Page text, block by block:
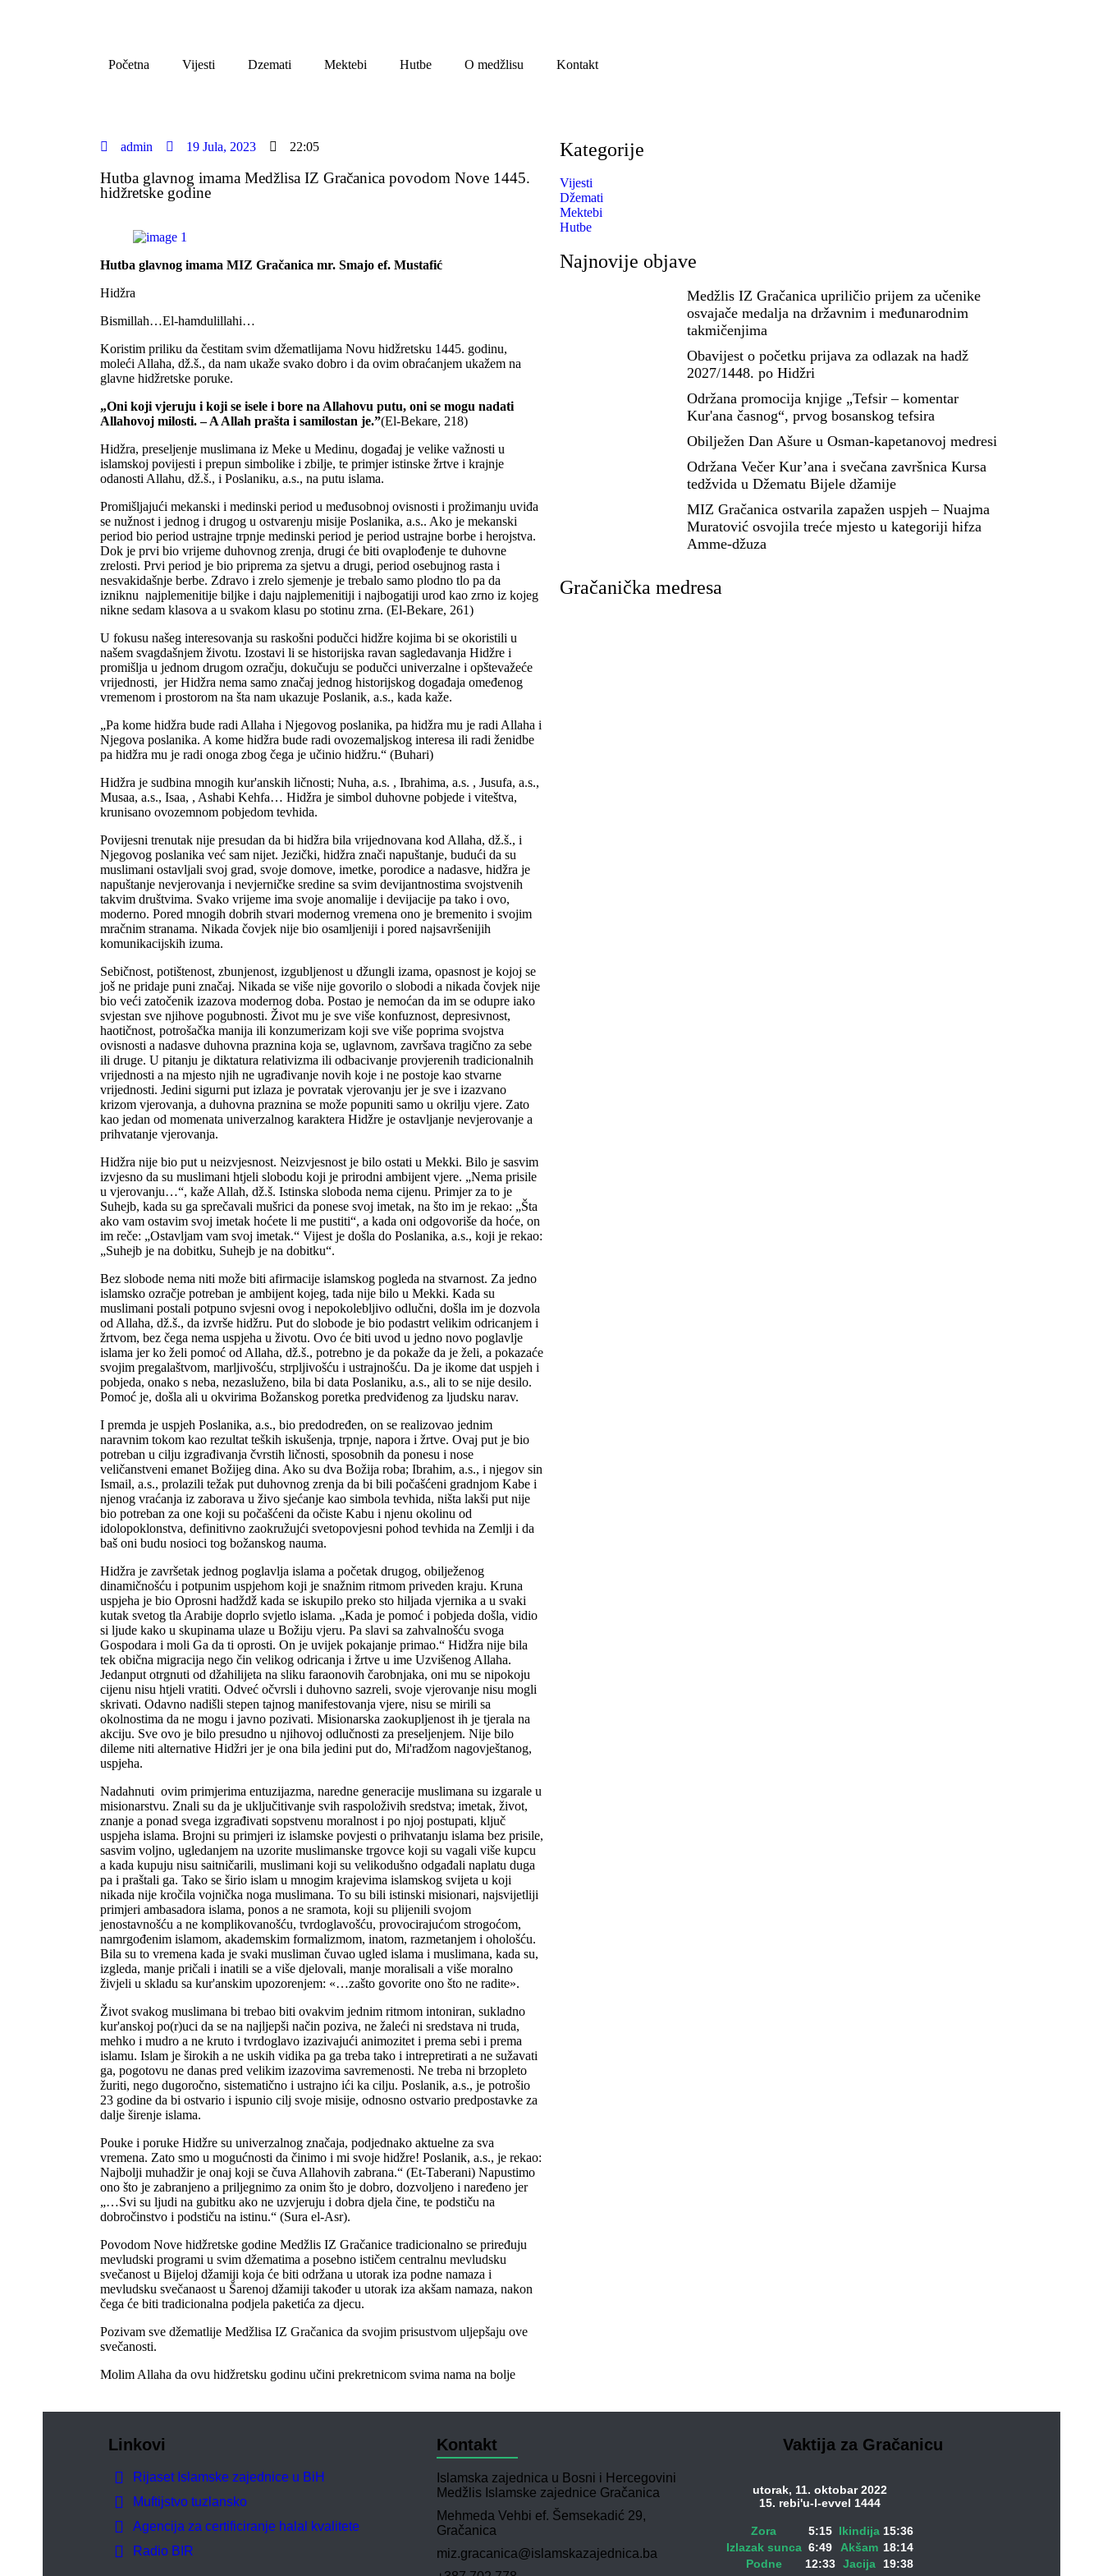
Početna Vijesti Dzemati Mektebi Hutbe O medžlisu Kontakt
admin 19 Jula, 2023 22:05
Hutba glavnog imama Medžlisa IZ Gračanica povodom Nove 1445.
hidžretske godine
Hutba glavnog imama MIZ Gračanica mr. Smajo ef. Mustafić
Hidžra
Bismillah…El-hamdulillahi…
Koristim priliku da čestitam svim džematlijama Novu hidžretsku 1445. godinu,
moleći Allaha, dž.š., da nam ukaže svako dobro i da ovim obraćanjem ukažem na
glavne hidžretske poruke.
„Oni koji vjeruju i koji se isele i bore na Allahovu putu, oni se mogu nadati
Allahovoj milosti. – A Allah prašta i samilostan je.”(El-Bekare, 218)
Hidžra, preseljenje muslimana iz Meke u Medinu, događaj je velike važnosti u
islamskoj povijesti i prepun simbolike i zbilje, te primjer istinske žrtve i krajnje
odanosti Allahu, dž.š., i Poslaniku, a.s., na putu islama.
Promišljajući mekanski i medinski period u međusobnoj ovisnosti i prožimanju uviđa
se nužnost i jednog i drugog u ostvarenju misije Poslanika, a.s.. Ako je mekanski
period bio period ustrajne trpnje medinski period je period ustrajne borbe i herojstva.
Dok je prvi bio vrijeme duhovnog zrenja, drugi će biti ovaplođenje te duhovne
zrelosti. Prvi period je bio priprema za sjetvu a drugi, period osebujnog rasta i
nesvakidašnje berbe. Zdravo i zrelo sjemenje je trebalo samo plodno tlo pa da
izniknu najplemenitije biljke i daju najplemenitiji i najbogatiji urod kao zrno iz kojeg
nikne sedam klasova a u svakom klasu po stotinu zrna. (El-Bekare, 261)
U fokusu našeg interesovanja su raskošni podučci hidžre kojima bi se okoristili u
našem svagdašnjem životu. Izostavi li se historijska ravan sagledavanja Hidžre i
promišlja u jednom drugom ozračju, dokučuju se podučci univerzalne i opštevažeće
vrijednosti, jer Hidžra nema samo značaj jednog historijskog događaja omeđenog
vremenom i prostorom na šta nam ukazuje Poslanik, a.s., kada kaže.
„Pa kome hidžra bude radi Allaha i Njegovog poslanika, pa hidžra mu je radi Allaha i
Njegova poslanika. A kome hidžra bude radi ovozemaljskog interesa ili radi ženidbe
pa hidžra mu je radi onoga zbog čega je učinio hidžru.“ (Buhari)
Hidžra je sudbina mnogih kur'anskih ličnosti; Nuha, a.s. , Ibrahima, a.s. , Jusufa, a.s.,
Musaa, a.s., Isaa, , Ashabi Kehfa… Hidžra je simbol duhovne pobjede i viteštva,
krunisano ovozemnom pobjedom tevhida.
Povijesni trenutak nije presudan da bi hidžra bila vrijednovana kod Allaha, dž.š., i
Njegovog poslanika već sam nijet. Jezički, hidžra znači napuštanje, budući da su
muslimani ostavljali svoj grad, svoje domove, imetke, porodice a nadasve, hidžra je
napuštanje nevjerovanja i nevjerničke sredine sa svim devijantnostima svojstvenih
takvim društvima. Svako vrijeme ima svoje anomalije i devijacije pa tako i ovo,
moderno. Pored mnogih dobrih stvari modernog vremena ono je bremenito i svojim
mračnim stranama. Nikada čovjek nije bio osamljeniji i pored najsavršenijih
komunikacijskih izuma.
Sebičnost, potištenost, zbunjenost, izgubljenost u džungli izama, opasnost je kojoj se
još ne pridaje puni značaj. Nikada se više nije govorilo o slobodi a nikada čovjek nije
bio veći zatočenik izazova modernog doba. Postao je nemoćan da im se odupre iako
svjestan sve njihove pogubnosti. Život mu je sve više konfuznost, depresivnost,
haotičnost, potrošačka manija ili konzumerizam koji sve više poprima svojstva
ovisnosti a nadasve duhovna praznina koja se, uglavnom, završava tragično za sebe
ili druge. U pitanju je diktatura relativizma ili odbacivanje provjerenih tradicionalnih
vrijednosti a na mjesto njih ne ugrađivanje novih koje i ne postoje kao stvarne
vrijednosti. Jedini sigurni put izlaza je povratak vjerovanju jer je sve i izazvano
krizom vjerovanja, a duhovna praznina se može popuniti samo u okrilju vjere. Zato
kao jedan od momenata univerzalnog karaktera Hidžre je ostavljanje nevjerovanje a
prihvatanje vjerovanja.
Hidžra nije bio put u neizvjesnost. Neizvjesnost je bilo ostati u Mekki. Bilo je sasvim
izvjesno da su muslimani htjeli slobodu koji je prirodni ambijent vjere. „Nema prisile
u vjerovanju…“, kaže Allah, dž.š. Istinska sloboda nema cijenu. Primjer za to je
Suhejb, kada su ga sprečavali mušrici da ponese svoj imetak, na što im je rekao: „Šta
ako vam ostavim svoj imetak hoćete li me pustiti“, a kada oni odgovoriše da hoće, on
im reče: „Ostavljam vam svoj imetak.“ Vijest je došla do Poslanika, a.s., koji je rekao:
„Suhejb je na dobitku, Suhejb je na dobitku“.
Bez slobode nema niti može biti afirmacije islamskog pogleda na stvarnost. Za jedno
islamsko ozračje potreban je ambijent kojeg, tada nije bilo u Mekki. Kada su
muslimani postali potpuno svjesni ovog i nepokolebljivo odlučni, došla im je dozvola
od Allaha, dž.š., da izvrše hidžru. Put do slobode je bio podastrt velikim odricanjem i
žrtvom, bez čega nema uspjeha u životu. Ovo će biti uvod u jedno novo poglavlje
islama jer ko želi pomoć od Allaha, dž.š., potrebno je da pokaže da je želi, a pokazaće
svojim pregalaštvom, marljivošću, strpljivošću i ustrajnošću. Da je ikome dat uspjeh i
pobjeda, onako s neba, nezasluženo, bila bi data Poslaniku, a.s., ali to se nije desilo.
Pomoć je, došla ali u okvirima Božanskog poretka predviđenog za ljudsku narav.
I premda je uspjeh Poslanika, a.s., bio predodređen, on se realizovao jednim
naravnim tokom kao rezultat teških iskušenja, trpnje, napora i žrtve. Ovaj put je bio
potreban u cilju izgrađivanja čvrstih ličnosti, sposobnih da ponesu i nose
veličanstveni emanet Božijeg dina. Ako su dva Božija roba; Ibrahim, a.s., i njegov sin
Ismail, a.s., prolazili težak put duhovnog zrenja da bi bili počašćeni gradnjom Kabe i
njenog vraćanja iz zaborava u živo sjećanje kao simbola tevhida, ništa lakši put nije
bio potreban za one koji su počašćeni da očiste Kabu i njenu okolinu od
idolopoklonstva, definitivno zaokružujći svetopovjesni pohod tevhida na Zemlji i da
baš oni budu nosioci tog božanskog nauma.
Hidžra je završetak jednog poglavlja islama a početak drugog, obilježenog
dinamičnošću i potpunim uspjehom koji je snažnim ritmom priveden kraju. Kruna
uspjeha je bio Oprosni hadždž kada se iskupilo preko sto hiljada vjernika a u svaki
kutak svetog tla Arabije doprlo svjetlo islama. „Kada je pomoć i pobjeda došla, vidio
si ljude kako u skupinama ulaze u Božiju vjeru. Pa slavi sa zahvalnošću svoga
Gospodara i moli Ga da ti oprosti. On je uvijek pokajanje primao.“ Hidžra nije bila
tek obična migracija nego čin velikog odricanja i žrtve u ime Uzvišenog Allaha.
Jedanput otrgnuti od džahilijeta na sliku faraonovih čarobnjaka, oni mu se nipokoju
cijenu nisu htjeli vratiti. Odveć očvrsli i duhovno sazreli, svoje vjerovanje nisu mogli
skrivati. Odavno nadišli stepen tajnog manifestovanja vjere, nisu se mirili sa
okolnostima da ne mogu i javno pozivati. Misionarska zaokupljenost ih je tjerala na
akciju. Sve ovo je bilo presudno u njihovoj odlučnosti za preseljenjem. Nije bilo
dileme niti alternative Hidžri jer je ona bila jedini put do, Mi'radžom nagovještanog,
uspjeha.
Nadahnuti ovim primjerima entuzijazma, naredne generacije muslimana su izgarale u
misionarstvu. Znali su da je uključitivanje svih raspoloživih sredstva; imetak, život,
znanje a ponad svega izgrađivati sopstvenu moralnost i po njoj postupati, ključ
uspjeha islama. Brojni su primjeri iz islamske povjesti o prihvatanju islama bez prisile,
sasvim voljno, ugledanjem na uzorite muslimanske trgovce koji su vagali više kupcu
a kada kupuju nisu saitničarili, muslimani koji su velikodušno odgađali naplatu duga
pa i praštali ga. Tako se širio islam u mnogim krajevima islamskog svijeta u koji
nikada nije kročila vojnička noga muslimana. To su bili istinski misionari, najsvijetliji
primjeri ambasadora islama, ponos a ne sramota, koji su plijenili svojom
jenostavnošću a ne komplikovanošću, tvrdoglavošću, provocirajućom strogoćom,
namrgođenim islamom, akademskim formalizmom, inatom, razmetanjem i ohološću.
Bila su to vremena kada je svaki musliman čuvao ugled islama i muslimana, kada su,
izgleda, manje pričali i inatili se a više djelovali, manje moralisali a više moralno
živjeli u skladu sa kur'anskim upozorenjem: «…zašto govorite ono što ne radite».
Život svakog muslimana bi trebao biti ovakvim jednim ritmom intoniran, sukladno
kur'anskoj po(r)uci da se na najljepši način poziva, ne žaleći ni sredstava ni truda,
mehko i mudro a ne kruto i tvrdoglavo izazivajući animozitet i prema sebi i prema
islamu. Islam je širokih a ne uskih vidika pa ga treba tako i intrepretirati a ne sužavati
ga, pogotovu ne danas pred velikim izazovima savremenosti. Ne treba ni brzopleto
žuriti, nego dugoročno, sistematično i ustrajno ići ka cilju. Poslanik, a.s., je potrošio
23 godine da bi ostvario i ispunio cilj svoje misije, odnosno ostvario predpostavke za
dalje širenje islama.
Pouke i poruke Hidžre su univerzalnog značaja, podjednako aktuelne za sva
vremena. Zato smo u mogućnosti da činimo i mi svoje hidžre! Poslanik, a.s., je rekao:
Najbolji muhadžir je onaj koji se čuva Allahovih zabrana.“ (Et-Taberani) Napustimo
ono što je zabranjeno a priljegnimo za onim što je dobro, dozvoljeno i naređeno jer
„…Svi su ljudi na gubitku ako ne uzvjeruju i dobra djela čine, te podstiču na
dobročinstvo i podstiču na istinu.“ (Sura el-Asr).
Povodom Nove hidžretske godine Medžlis IZ Gračanice tradicionalno se priređuju
mevludski programi u svim džematima a posebno ističem centralnu mevludsku
svečanost u Bijeloj džamiji koja će biti održana u utorak iza podne namaza i
mevludsku svečanaost u Šarenoj džamiji također u utorak iza akšam namaza, nakon
čega će biti tradicionalna podjela paketića za djecu.
Pozivam sve džematlije Medžlisa IZ Gračanica da svojim prisustvom uljepšaju ove
svečanosti.
Molim Allaha da ovu hidžretsku godinu učini prekretnicom svima nama na bolje
Kategorije
Vijesti
Džemati
Mektebi
Hutbe
Najnovije objave
Medžlis IZ Gračanica upriličio prijem za učenike
osvajače medalja na državnim i međunarodnim
takmičenjima
Obavijest o početku prijava za odlazak na hadž
2027/1448. po Hidžri
Održana promocija knjige „Tefsir – komentar
Kur'ana časnog“, prvog bosanskog tefsira
Obilježen Dan Ašure u Osman-kapetanovoj medresi
Održana Večer Kur’ana i svečana završnica Kursa
tedžvida u Džematu Bijele džamije
MIZ Gračanica ostvarila zapažen uspjeh – Nuajma
Muratović osvojila treće mjesto u kategoriji hifza
Amme-džuza
Gračanička medresa
Linkovi
Rijaset Islamske zajednice u BiH
Muftijstvo tuzlansko
Agencija za certificiranje halal kvalitete
Radio BIR
Kontakt
Islamska zajednica u Bosni i Hercegovini
Medžlis Islamske zajednice Gračanica
Mehmeda Vehbi ef. Šemsekadić 29,
Gračanica
miz.gracanica@islamskazajednica.ba
Vaktija za Gračanicu
utorak, 11. oktobar 2022
15. rebi'u-l-evvel 1444
Zora 5:15 Ikindija 15:36
Izlazak sunca 6:49 Akšam 18:14
Podne
12:33 Jacija 19:38